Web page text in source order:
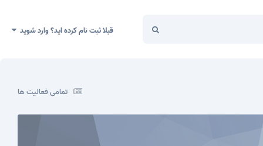
قبلا ثبت نام کرده اید؟ وارد شوید
تمامی فعالیت ها